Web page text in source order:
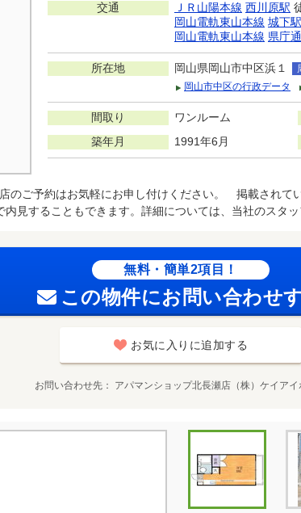
交通 ＪＲ山陽本線 西川原駅
岡山電軌東山本線 城下駅
岡山電軌東山本線 県庁
所在地 岡山県岡山市中区浜１
岡山市中区の行政データ
間取り ワンルーム
築年月 1991年6月
のご予約はお気軽にお申し付けください。 掲載されて
内見することもできます。詳細については、当社のスタッ
無料・簡単2項目！
この物件にお問い合わせ
お気に入りに追加する
お問い合わせ先 アパマンショップ北長瀬店（株）ケイアイ